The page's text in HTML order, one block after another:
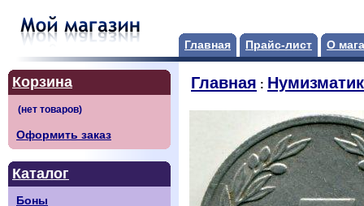
Главная Прайс-лист О
Корзина
Оформить заказ
Каталог
Боны
Главная :